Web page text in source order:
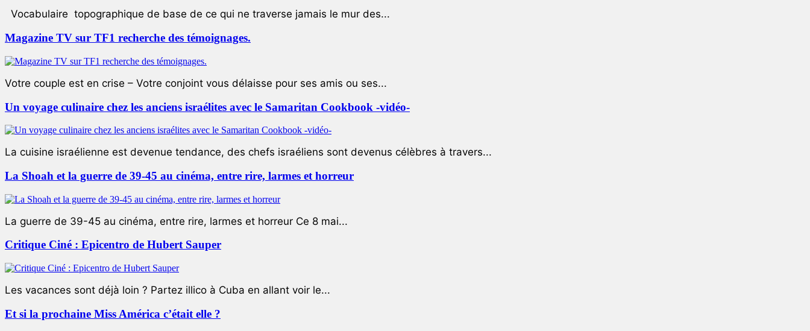
Vocabulaire topographique de base de ce qui ne traverse jamais le mur des...
Magazine TV sur TF1 recherche des témoignages.
Votre couple est en crise – Votre conjoint vous délaisse pour ses amis ou ses...
Un voyage culinaire chez les anciens israélites avec le Samaritan Cookbook -vidéo-
La cuisine israélienne est devenue tendance, des chefs israéliens sont devenus célèbres à travers...
La Shoah et la guerre de 39-45 au cinéma, entre rire, larmes et horreur
La guerre de 39-45 au cinéma, entre rire, larmes et horreur Ce 8 mai...
Critique Ciné : Epicentro de Hubert Sauper
Les vacances sont déjà loin ? Partez illico à Cuba en allant voir le...
Et si la prochaine Miss América c’était elle ?